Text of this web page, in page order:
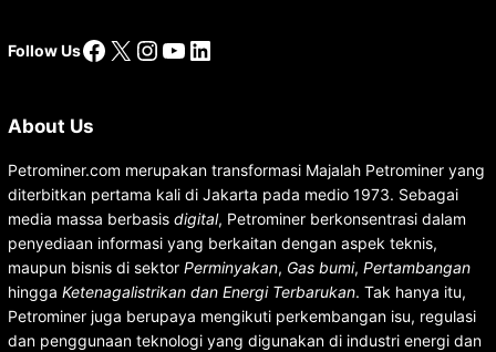
Follow UsFacebook
X Instagram
YouTube
LinkedIn
About Us
Petrominer.com merupakan transformasi Majalah Petrominer yang
diterbitkan pertama kali di Jakarta pada medio 1973. Sebagai
media massa berbasis digital, Petrominer berkonsentrasi dalam
penyediaan informasi yang berkaitan dengan aspek teknis,
maupun bisnis di sektor Perminyakan, Gas bumi, Pertambangan
hingga Ketenagalistrikan dan Energi Terbarukan. Tak hanya itu,
Petrominer juga berupaya mengikuti perkembangan isu, regulasi
dan penggunaan teknologi yang digunakan di industri energi dan